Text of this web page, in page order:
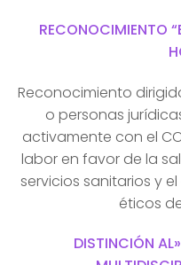
RECONOCIMIENTO
Reconocimiento
o personas
activamente con el
labor en favor de la
servicios sanitarios y
éticos
DISTINCIÓN